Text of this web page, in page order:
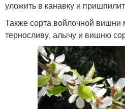
уложить в канавку и
Также сорта войлочной вишни
терносливу, алычу и вишню